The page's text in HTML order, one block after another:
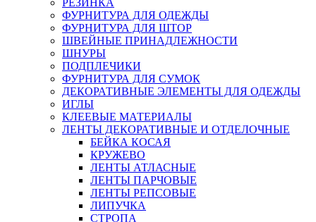
РЕЗИНКА
ФУРНИТУРА ДЛЯ ОДЕЖДЫ
ФУРНИТУРА ДЛЯ ШТОР
ШВЕЙНЫЕ ПРИНАДЛЕЖНОСТИ
ШНУРЫ
ПОДПЛЕЧИКИ
ФУРНИТУРА ДЛЯ СУМОК
ДЕКОРАТИВНЫЕ ЭЛЕМЕНТЫ ДЛЯ ОДЕЖДЫ
ИГЛЫ
КЛЕЕВЫЕ МАТЕРИАЛЫ
ЛЕНТЫ ДЕКОРАТИВНЫЕ И ОТДЕЛОЧНЫЕ
БЕЙКА КОСАЯ
КРУЖЕВО
ЛЕНТЫ АТЛАСНЫЕ
ЛЕНТЫ ПАРЧОВЫЕ
ЛЕНТЫ РЕПСОВЫЕ
ЛИПУЧКА
СТРОПА